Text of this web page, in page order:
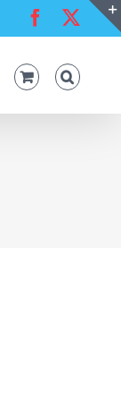
Facebook